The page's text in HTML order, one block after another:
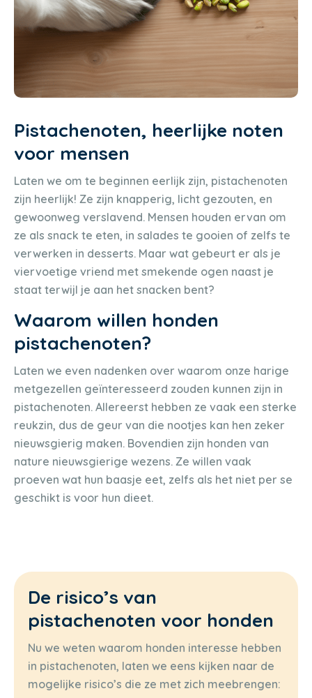
Pistachenoten, heerlijke noten
voor mensen
Laten we om te beginnen eerlijk zijn, pistachenoten
zijn heerlijk! Ze zijn knapperig, licht gezouten, en
gewoonweg verslavend. Mensen houden ervan om
ze als snack te eten, in salades te gooien of zelfs te
verwerken in desserts. Maar wat gebeurt er als je
viervoetige vriend met smekende ogen naast je
staat terwijl je aan het snacken bent?
Waarom willen honden
pistachenoten?
Laten we even nadenken over waarom onze harige
metgezellen geïnteresseerd zouden kunnen zijn in
pistachenoten. Allereerst hebben ze vaak een sterke
reukzin, dus de geur van die nootjes kan hen zeker
nieuwsgierig maken. Bovendien zijn honden van
nature nieuwsgierige wezens. Ze willen vaak
proeven wat hun baasje eet, zelfs als het niet per se
geschikt is voor hun dieet.
De risico’s van
pistachenoten voor honden
Nu we weten waarom honden interesse hebben
in pistachenoten, laten we eens kijken naar de
mogelijke risico’s die ze met zich meebrengen: